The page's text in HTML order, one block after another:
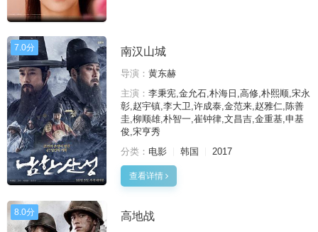
7.0分 南汉山城
导演： 黄东赫
主演： 李秉宪,金允石,朴海日,高修,朴熙顺,宋永
彰,赵宇镇,李大卫,许成泰,金范来,赵雅仁,陈善
圭,柳顺雄,朴智一,崔钟律,文昌吉,金重基,申基
俊,宋亨秀
分类： 电影 韩国 2017
查看详情
8.0分 高地战